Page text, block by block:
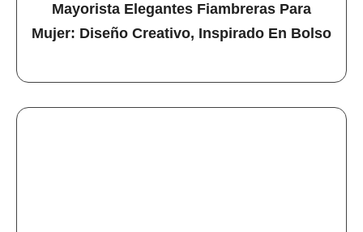
Mayorista Elegantes Fiambreras Para
Mujer: Diseño Creativo, Inspirado En Bolso